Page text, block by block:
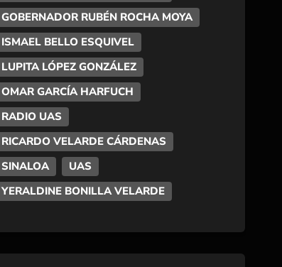
GOBERNADOR RUBÉN ROCHA MOYA
ISMAEL BELLO ESQUIVEL
LUPITA LÓPEZ GONZÁLEZ
OMAR GARCÍA HARFUCH
RADIO UAS
RICARDO VELARDE CÁRDENAS
SINALOA
UAS
YERALDINE BONILLA VELARDE